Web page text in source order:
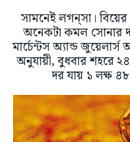
সামনেই লগন্‌সা।
অনেকটা কমল সোনার
মার্চেন্টস অ্যান্ড
অনুযায়ী, বুধবার শহরে
দর যায় ১ লক্ষ